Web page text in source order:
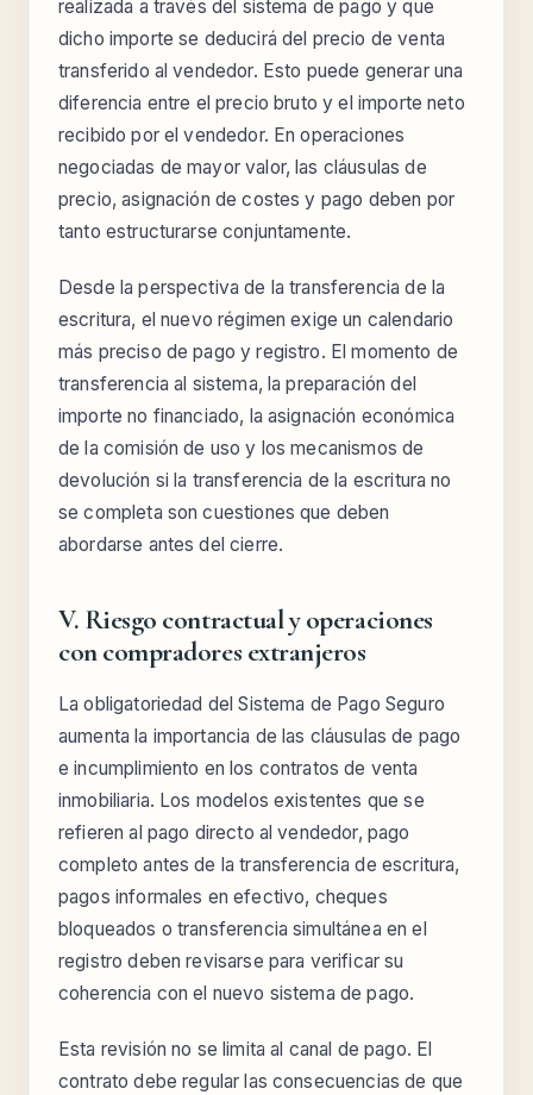
realizada a través del sistema de pago y que
dicho importe se deducirá del precio de venta
transferido al vendedor. Esto puede generar una
diferencia entre el precio bruto y el importe neto
recibido por el vendedor. En operaciones
negociadas de mayor valor, las cláusulas de
precio, asignación de costes y pago deben por
tanto estructurarse conjuntamente.
Desde la perspectiva de la transferencia de la
escritura, el nuevo régimen exige un calendario
más preciso de pago y registro. El momento de
transferencia al sistema, la preparación del
importe no financiado, la asignación económica
de la comisión de uso y los mecanismos de
devolución si la transferencia de la escritura no
se completa son cuestiones que deben
abordarse antes del cierre.
V. Riesgo contractual y operaciones
con compradores extranjeros
La obligatoriedad del Sistema de Pago Seguro
aumenta la importancia de las cláusulas de pago
e incumplimiento en los contratos de venta
inmobiliaria. Los modelos existentes que se
refieren al pago directo al vendedor, pago
completo antes de la transferencia de escritura,
pagos informales en efectivo, cheques
bloqueados o transferencia simultánea en el
registro deben revisarse para verificar su
coherencia con el nuevo sistema de pago.
Esta revisión no se limita al canal de pago. El
contrato debe regular las consecuencias de que